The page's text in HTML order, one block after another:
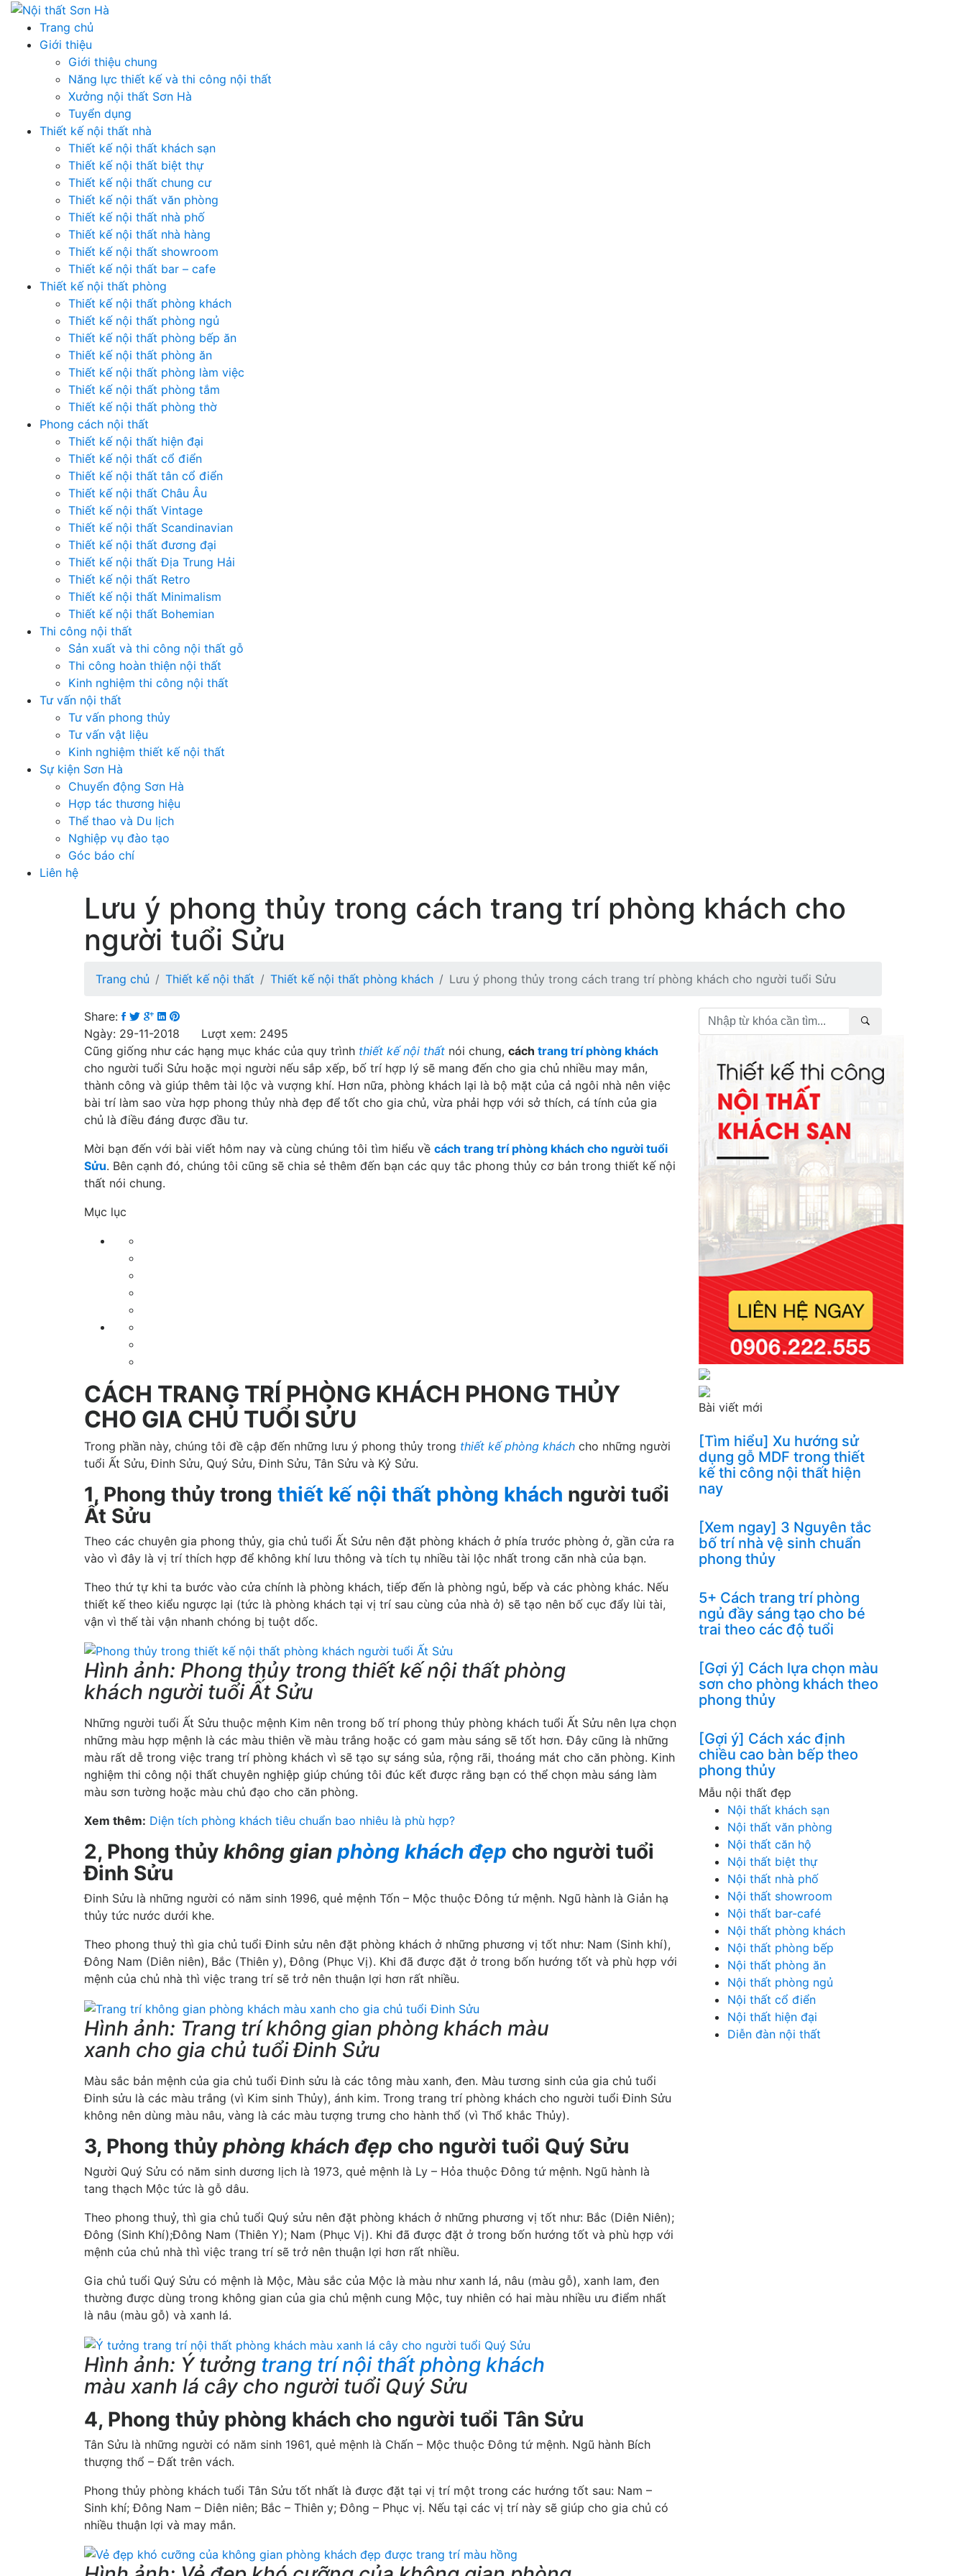
Skip
content
Trang chủ
Giới thiệu
Giới thiệu chung
Năng lực thiết kế và thi công nội thất
Xưởng nội thất Sơn Hà
Tuyển dụng
Thiết kế nội thất nhà
Thiết kế nội thất khách sạn
Thiết kế nội thất biệt thự
Thiết kế nội thất chung cư
Thiết kế nội thất văn phòng
Thiết kế nội thất nhà phố
Thiết kế nội thất nhà hàng
Thiết kế nội thất showroom
Thiết kế nội thất bar – cafe
Thiết kế nội thất phòng
Thiết kế nội thất phòng khách
Thiết kế nội thất phòng ngủ
Thiết kế nội thất phòng bếp ăn
Thiết kế nội thất phòng ăn
Thiết kế nội thất phòng làm việc
Thiết kế nội thất phòng tắm
Thiết kế nội thất phòng thờ
Phong cách nội thất
Thiết kế nội thất hiện đại
Thiết kế nội thất cổ điển
Thiết kế nội thất tân cổ điển
Thiết kế nội thất Châu Âu
Thiết kế nội thất Vintage
Thiết kế nội thất Scandinavian
Thiết kế nội thất đương đại
Thiết kế nội thất Địa Trung Hải
Thiết kế nội thất Retro
Thiết kế nội thất Minimalism
Thiết kế nội thất Bohemian
Thi công nội thất
Sản xuất và thi công nội thất gỗ
Thi công hoàn thiện nội thất
Kinh nghiệm thi công nội thất
Tư vấn nội thất
Tư vấn phong thủy
Tư vấn vật liệu
Kinh nghiệm thiết kế nội thất
Sự kiện Sơn Hà
Chuyển động Sơn Hà
Hợp tác thương hiệu
Thể thao và Du lịch
Nghiệp vụ đào tạo
Góc báo chí
Liên hệ
Lưu ý phong thủy trong cách trang trí phòng khách cho
người tuổi Sửu
Trang chủ Thiết kế nội thất Thiết kế nội thất phòng khách Lưu ý phong thủy trong cách trang trí phòng khách cho người tuổi Sửu
Share:
Ngày: 29-11-2018 Lượt xem: 2495
Cũng giống như các hạng mục khác của quy trình thiết kế nội thất nói chung, cách trang trí phòng khách
cho người tuổi Sửu hoặc mọi người nếu sắp xếp, bố trí hợp lý sẽ mang đến cho gia chủ nhiều may mắn,
thành công và giúp thêm tài lộc và vượng khí. Hơn nữa, phòng khách lại là bộ mặt của cả ngôi nhà nên việc
bài trí làm sao vừa hợp phong thủy nhà đẹp để tốt cho gia chủ, vừa phải hợp với sở thích, cá tính của gia
chủ là điều đáng được đầu tư.
Mời bạn đến với bài viết hôm nay và cùng chúng tôi tìm hiểu về cách trang trí phòng khách cho người tuổi
Sửu. Bên cạnh đó, chúng tôi cũng sẽ chia sẻ thêm đến bạn các quy tắc phong thủy cơ bản trong thiết kế nội
thất nói chung.
Mục lục
CÁCH TRANG TRÍ PHÒNG KHÁCH PHONG THỦY
CHO GIA CHỦ TUỔI SỬU
Trong phần này, chúng tôi đề cập đến những lưu ý phong thủy trong thiết kế phòng khách cho những người
tuổi Ất Sửu, Đinh Sửu, Quý Sửu, Đinh Sửu, Tân Sửu và Kỷ Sửu.
1, Phong thủy trong thiết kế nội thất phòng khách người tuổi
Ất Sửu
Theo các chuyên gia phong thủy, gia chủ tuổi Ất Sửu nên đặt phòng khách ở phía trước phòng ở, gần cửa ra
vào vì đây là vị trí thích hợp để không khí lưu thông và tích tụ nhiều tài lộc nhất trong căn nhà của bạn.
Theo thứ tự khi ta bước vào cửa chính là phòng khách, tiếp đến là phòng ngủ, bếp và các phòng khác. Nếu
thiết kế theo kiểu ngược lại (tức là phòng khách tại vị trí sau cùng của nhà ở) sẽ tạo nên bố cục đẩy lùi tài,
vận vì thế tài vận nhanh chóng bị tuột dốc.
Hình ảnh: Phong thủy trong thiết kế nội thất phòng
khách người tuổi Ất Sửu
Những người tuổi Ất Sửu thuộc mệnh Kim nên trong bố trí phong thủy phòng khách tuổi Ất Sửu nên lựa chọn
những màu hợp mệnh là các màu thiên về màu trắng hoặc có gam màu sáng sẽ tốt hơn. Đây cũng là những
màu rất dễ trong việc trang trí phòng khách vì sẽ tạo sự sáng sủa, rộng rãi, thoáng mát cho căn phòng. Kinh
nghiệm thi công nội thất chuyên nghiệp giúp chúng tôi đúc kết được rằng bạn có thể chọn màu sáng làm
màu sơn tường hoặc màu chủ đạo cho căn phòng.
Xem thêm: Diện tích phòng khách tiêu chuẩn bao nhiêu là phù hợp?
2, Phong thủy không gian phòng khách đẹp cho người tuổi
Đinh Sửu
Đinh Sửu là những người có năm sinh 1996, quẻ mệnh Tốn – Mộc thuộc Đông tứ mệnh. Ngũ hành là Giản hạ
thủy tức nước dưới khe.
Theo phong thuỷ thì gia chủ tuổi Đinh sửu nên đặt phòng khách ở những phương vị tốt như: Nam (Sinh khí),
Đông Nam (Diên niên), Bắc (Thiên y), Đông (Phục Vị). Khi đã được đặt ở trong bốn hướng tốt và phù hợp với
mệnh của chủ nhà thì việc trang trí sẽ trở nên thuận lợi hơn rất nhiều.
Hình ảnh: Trang trí không gian phòng khách màu
xanh cho gia chủ tuổi Đinh Sửu
Màu sắc bản mệnh của gia chủ tuổi Đinh sửu là các tông màu xanh, đen. Màu tương sinh của gia chủ tuổi
Đinh sửu là các màu trắng (vì Kim sinh Thủy), ánh kim. Trong trang trí phòng khách cho người tuổi Đinh Sửu
không nên dùng màu nâu, vàng là các màu tượng trưng cho hành thổ (vì Thổ khắc Thủy).
3, Phong thủy phòng khách đẹp cho người tuổi Quý Sửu
Người Quý Sửu có năm sinh dương lịch là 1973, quẻ mệnh là Ly – Hỏa thuộc Đông tứ mệnh. Ngũ hành là
tang thạch Mộc tức là gỗ dâu.
Theo phong thuỷ, thì gia chủ tuổi Quý sửu nên đặt phòng khách ở những phương vị tốt như: Bắc (Diên Niên);
Đông (Sinh Khí);Đông Nam (Thiên Y); Nam (Phục Vị). Khi đã được đặt ở trong bốn hướng tốt và phù hợp với
mệnh của chủ nhà thì việc trang trí sẽ trở nên thuận lợi hơn rất nhiều.
Gia chủ tuổi Quý Sửu có mệnh là Mộc, Màu sắc của Mộc là màu như xanh lá, nâu (màu gỗ), xanh lam, đen
thường được dùng trong không gian của gia chủ mệnh cung Mộc, tuy nhiên có hai màu nhiều ưu điểm nhất
là nâu (màu gỗ) và xanh lá.
Hình ảnh: Ý tưởng trang trí nội thất phòng khách
màu xanh lá cây cho người tuổi Quý Sửu
4, Phong thủy phòng khách cho người tuổi Tân Sửu
Tân Sửu là những người có năm sinh 1961, quẻ mệnh là Chấn – Mộc thuộc Đông tứ mệnh. Ngũ hành Bích
thượng thổ – Đất trên vách.
Phong thủy phòng khách tuổi Tân Sửu tốt nhất là được đặt tại vị trí một trong các hướng tốt sau: Nam –
Sinh khí; Đông Nam – Diên niên; Bắc – Thiên y; Đông – Phục vị. Nếu tại các vị trí này sẽ giúp cho gia chủ có
nhiều thuận lợi và may mắn.
Bài viết mới
[Tìm hiểu] Xu hướng sử
dụng gỗ MDF trong thiết
kế thi công nội thất hiện
nay
[Xem ngay] 3 Nguyên tắc
bố trí nhà vệ sinh chuẩn
phong thủy
5+ Cách trang trí phòng
ngủ đầy sáng tạo cho bé
trai theo các độ tuổi
[Gợi ý] Cách lựa chọn màu
sơn cho phòng khách theo
phong thủy
[Gợi ý] Cách xác định
chiều cao bàn bếp theo
phong thủy
Mẫu nội thất đẹp
Nội thất khách sạn
Nội thất văn phòng
Nội thất căn hộ
Nội thất biệt thự
Nội thất nhà phố
Nội thất showroom
Nội thất bar-café
Nội thất phòng khách
Nội thất phòng bếp
Nội thất phòng ăn
Nội thất phòng ngủ
Nội thất cổ điển
Nội thất hiện đại
Diễn đàn nội thất